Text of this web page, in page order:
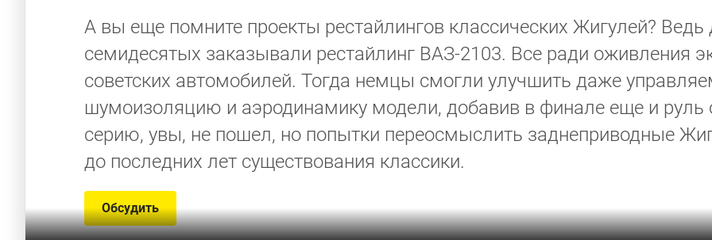
А вы еще помните проекты рестайлингов классических Жигулей? Ведь
семидесятых заказывали рестайлинг ВАЗ-2103. Все ради оживления
советских автомобилей. Тогда немцы смогли улучшить даже
шумоизоляцию и аэродинамику модели, добавив в финале еще и руль
серию, увы, не пошел, но попытки переосмыслить заднеприводные
до последних лет существования классики.
Обсудить